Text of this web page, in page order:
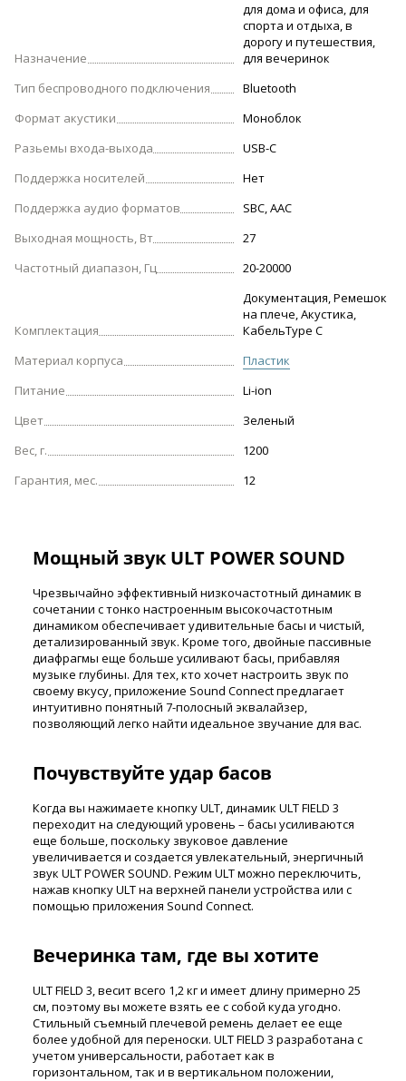
Назначение
для дома и офиса, для
спорта и отдыха, в
дорогу и путешествия,
для вечеринок
Тип беспроводного подключения
Bluetooth
Формат акустики
Моноблок
Разьемы входа-выхода
USB-С
Поддержка носителей
Нет
Поддержка аудио форматов
SBC, AAC
Выходная мощность, Вт
27
Частотный диапазон, Гц
20-20000
Комплектация
Документация, Ремешок
на плече, Акустика,
КабельType C
Материал корпуса
Пластик
Питание
Li-ion
Цвет
Зеленый
Вес, г.
1200
Гарантия, мес.
12
Мощный звук ULT POWER SOUND
Чрезвычайно эффективный низкочастотный динамик в
сочетании с тонко настроенным высокочастотным
динамиком обеспечивает удивительные басы и чистый,
детализированный звук. Кроме того, двойные пассивные
диафрагмы еще больше усиливают басы, прибавляя
музыке глубины. Для тех, кто хочет настроить звук по
своему вкусу, приложение Sound Connect предлагает
интуитивно понятный 7-полосный эквалайзер,
позволяющий легко найти идеальное звучание для вас.
Почувствуйте удар басов
Когда вы нажимаете кнопку ULT, динамик ULT FIELD 3
переходит на следующий уровень – басы усиливаются
еще больше, поскольку звуковое давление
увеличивается и создается увлекательный, энергичный
звук ULT POWER SOUND. Режим ULT можно переключить,
нажав кнопку ULT на верхней панели устройства или с
помощью приложения Sound Connect.
Вечеринка там, где вы хотите
ULT FIELD 3, весит всего 1,2 кг и имеет длину примерно 25
см, поэтому вы можете взять ее с собой куда угодно.
Стильный съемный плечевой ремень делает ее еще
более удобной для переноски. ULT FIELD 3 разработана с
учетом универсальности, работает как в
горизонтальном, так и в вертикальном положении,